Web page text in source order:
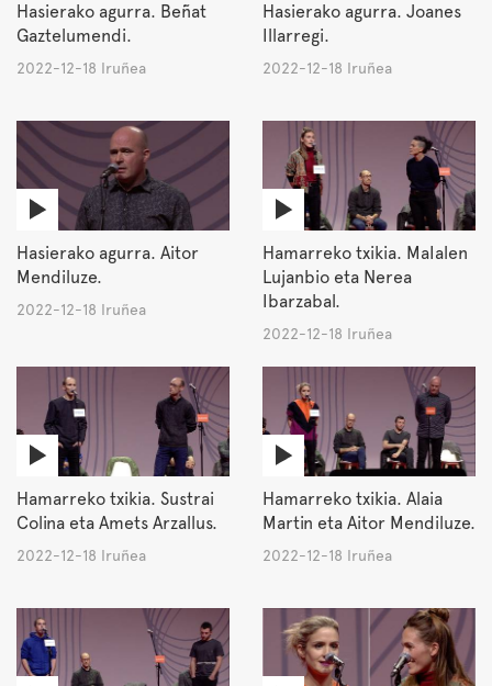
Hasierako agurra. Beñat
Gaztelumendi.
2022-12-18 Iruñea
Hasierako agurra. Joanes
Illarregi.
2022-12-18 Iruñea
Hasierako agurra. Aitor
Mendiluze.
2022-12-18 Iruñea
Hamarreko txikia. MaIalen
Lujanbio eta Nerea
Ibarzabal.
2022-12-18 Iruñea
Hamarreko txikia. Sustrai
Colina eta Amets Arzallus.
2022-12-18 Iruñea
Hamarreko txikia. Alaia
Martin eta Aitor Mendiluze.
2022-12-18 Iruñea